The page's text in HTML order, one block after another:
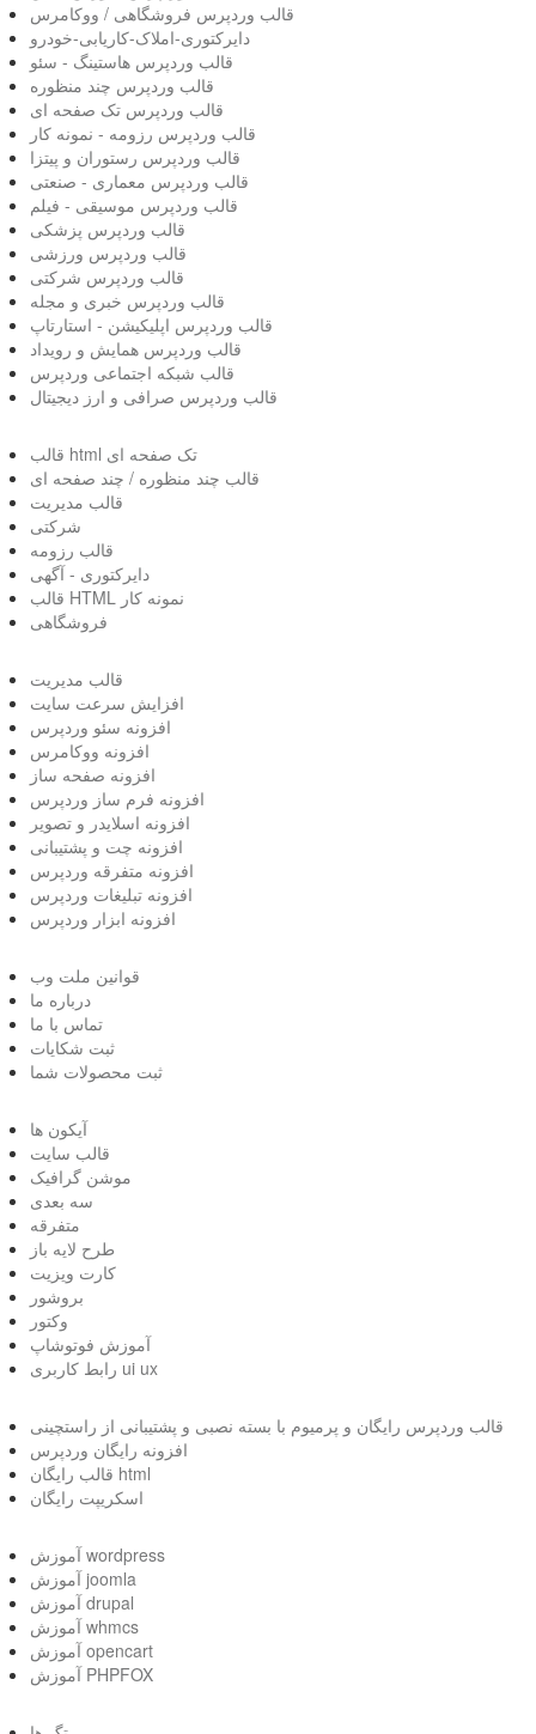
قالب وردپرس فروشگاهی / ووکامرس
دایرکتوری-املاک-کاریابی-خودرو
قالب وردپرس هاستینگ - سئو
قالب وردپرس چند منظوره
قالب وردپرس تک صفحه ای
قالب وردپرس رزومه - نمونه کار
قالب وردپرس رستوران و پیتزا
قالب وردپرس معماری - صنعتی
قالب وردپرس موسیقی - فیلم
قالب وردپرس پزشکی
قالب وردپرس ورزشی
قالب وردپرس شرکتی
قالب وردپرس خبری و مجله
قالب وردپرس اپلیکیشن - استارتاپ
قالب وردپرس همایش و رویداد
قالب شبکه اجتماعی وردپرس
قالب وردپرس صرافی و ارز دیجیتال
قالب html تک صفحه ای
قالب چند منظوره / چند صفحه ای
قالب مدیریت
شرکتی
قالب رزومه
دایرکتوری - آگهی
قالب HTML نمونه کار
فروشگاهی
قالب مدیریت
افزایش سرعت سایت
افزونه سئو وردپرس
افزونه ووکامرس
افزونه صفحه ساز
افزونه فرم ساز وردپرس
افزونه اسلایدر و تصویر
افزونه چت و پشتیبانی
افزونه متفرقه وردپرس
افزونه تبلیغات وردپرس
افزونه ابزار وردپرس
قوانین ملت وب
درباره ما
تماس با ما
ثبت شکایات
ثبت محصولات شما
آیکون ها
قالب سایت
موشن گرافیک
سه بعدی
متفرقه
طرح لایه باز
کارت ویزیت
بروشور
وکتور
آموزش فوتوشاپ
رابط کاربری ui ux
قالب وردپرس رایگان و پرمیوم با بسته نصبی و پشتیبانی از راستچینی
افزونه رایگان وردپرس
قالب رایگان html
اسکریپت رایگان
آموزش wordpress
آموزش joomla
آموزش drupal
آموزش whmcs
آموزش opencart
آموزش PHPFOX